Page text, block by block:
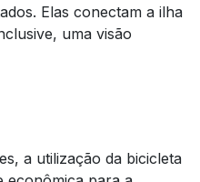
Elas conectam a ilha
uma visão
a utilização da bicicleta